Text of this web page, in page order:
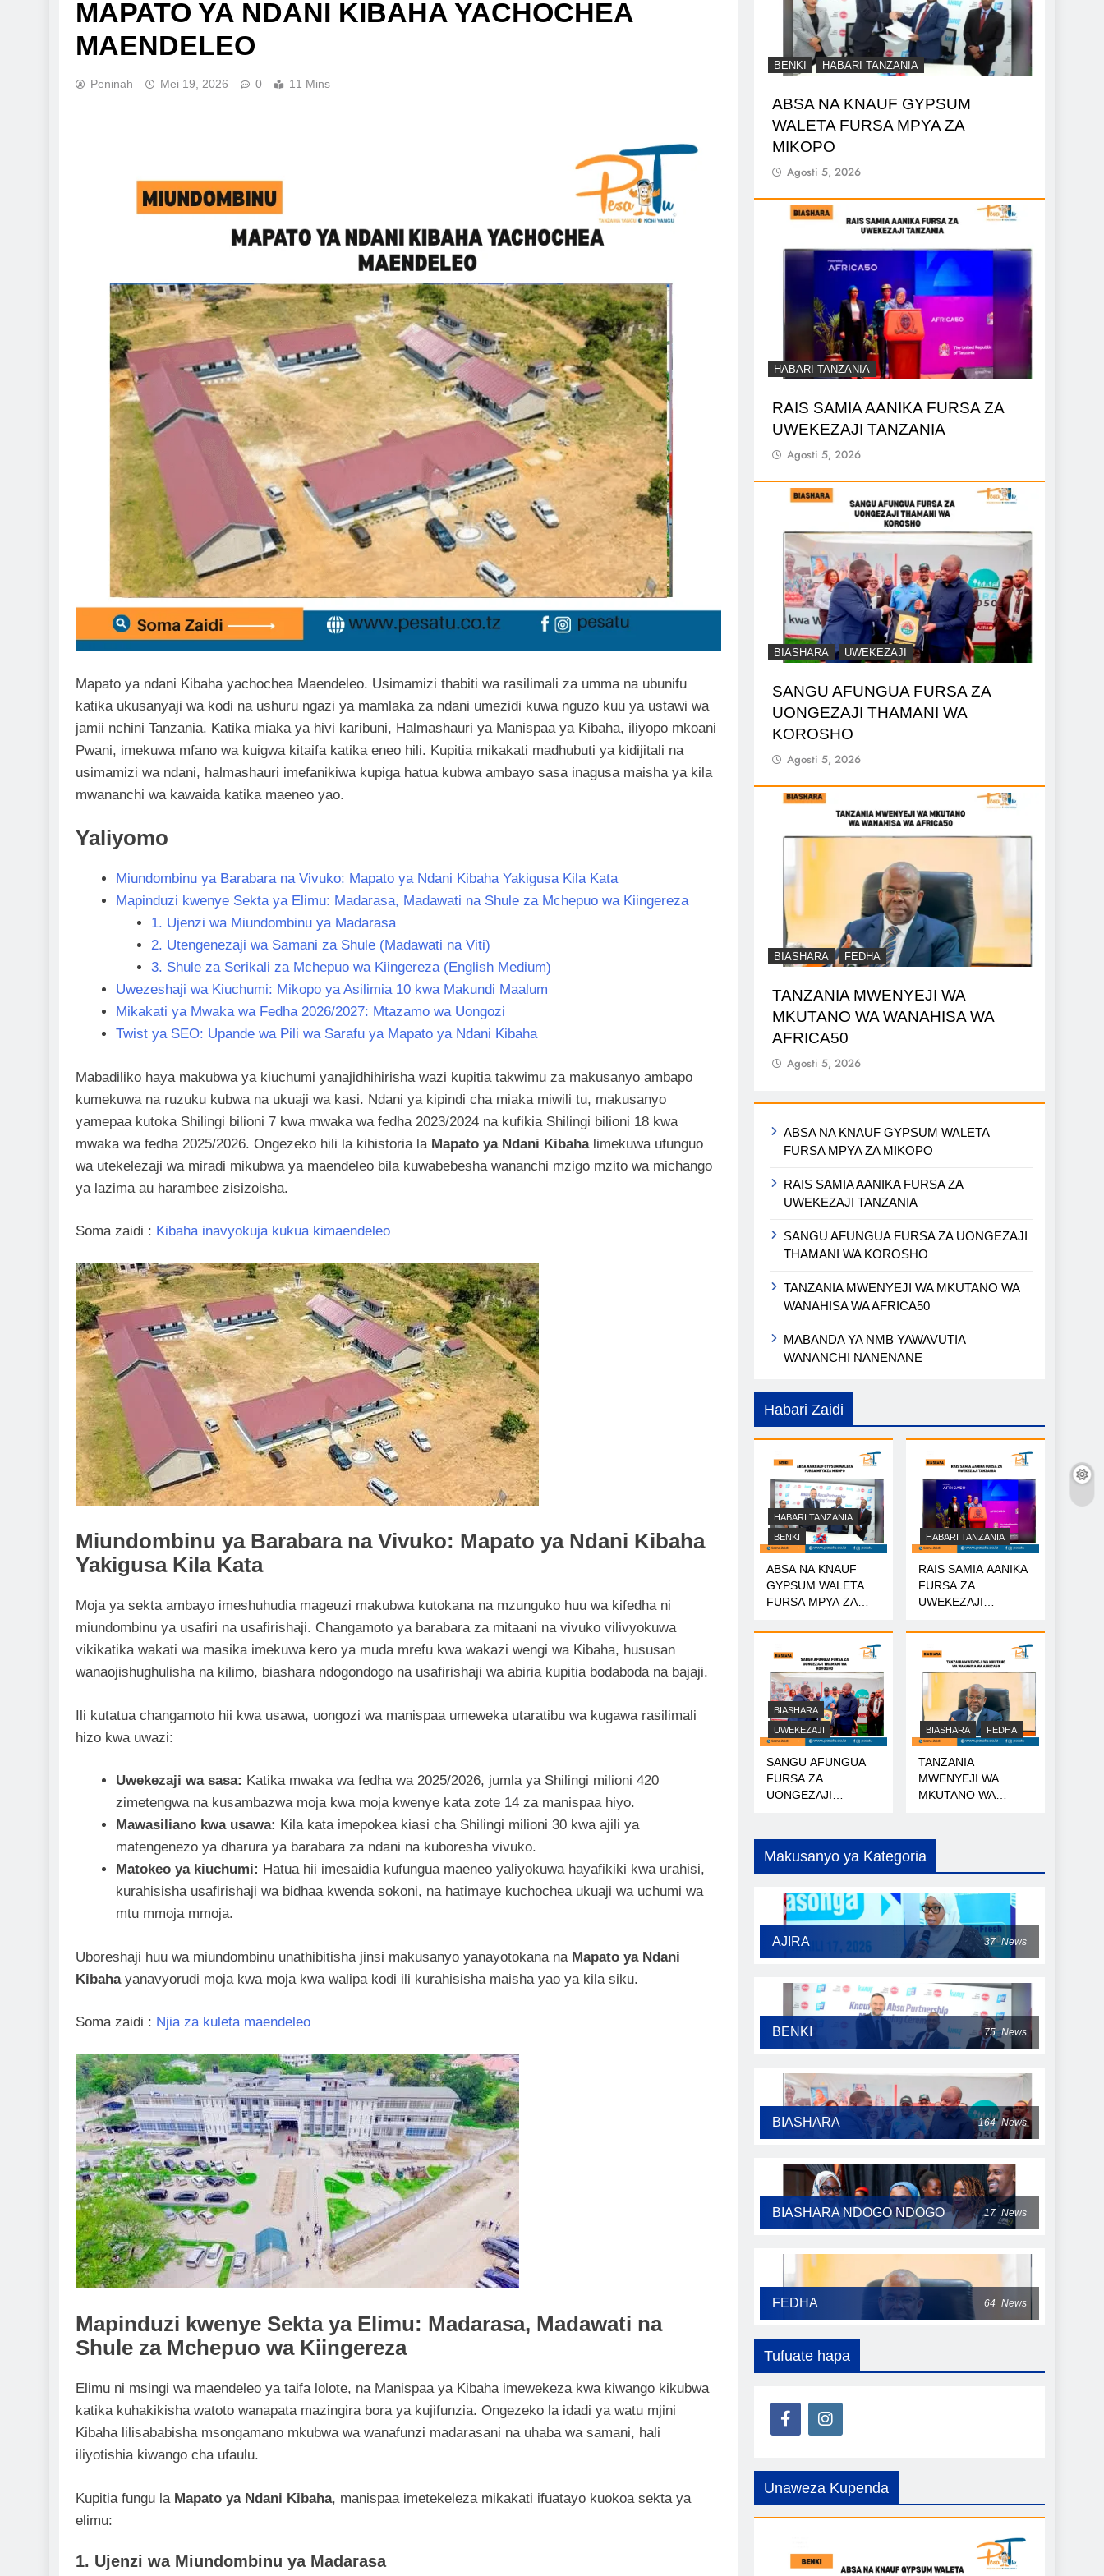
MAPATO YA NDANI KIBAHA YACHOCHEA
MAENDELEO
Peninah Mei 19, 2026 0 11 Mins
Mapato ya ndani Kibaha yachochea Maendeleo. Usimamizi thabiti wa rasilimali za umma na ubunifu
katika ukusanyaji wa kodi na ushuru ngazi ya mamlaka za ndani umezidi kuwa nguzo kuu ya ustawi wa
jamii nchini Tanzania. Katika miaka ya hivi karibuni, Halmashauri ya Manispaa ya Kibaha, iliyopo mkoani
Pwani, imekuwa mfano wa kuigwa kitaifa katika eneo hili. Kupitia mikakati madhubuti ya kidijitali na
usimamizi wa ndani, halmashauri imefanikiwa kupiga hatua kubwa ambayo sasa inagusa maisha ya kila
mwananchi wa kawaida katika maeneo yao.
Yaliyomo
Miundombinu ya Barabara na Vivuko: Mapato ya Ndani Kibaha Yakigusa Kila Kata
Mapinduzi kwenye Sekta ya Elimu: Madarasa, Madawati na Shule za Mchepuo wa Kiingereza
1. Ujenzi wa Miundombinu ya Madarasa
2. Utengenezaji wa Samani za Shule (Madawati na Viti)
3. Shule za Serikali za Mchepuo wa Kiingereza (English Medium)
Uwezeshaji wa Kiuchumi: Mikopo ya Asilimia 10 kwa Makundi Maalum
Mikakati ya Mwaka wa Fedha 2026/2027: Mtazamo wa Uongozi
Twist ya SEO: Upande wa Pili wa Sarafu ya Mapato ya Ndani Kibaha
Mabadiliko haya makubwa ya kiuchumi yanajidhihirisha wazi kupitia takwimu za makusanyo ambapo
kumekuwa na ruzuku kubwa na ukuaji wa kasi. Ndani ya kipindi cha miaka miwili tu, makusanyo
yamepaa kutoka Shilingi bilioni 7 kwa mwaka wa fedha 2023/2024 na kufikia Shilingi bilioni 18 kwa
mwaka wa fedha 2025/2026. Ongezeko hili la kihistoria la Mapato ya Ndani Kibahalimekuwa ufunguo
wa utekelezaji wa miradi mikubwa ya maendeleo bila kuwabebesha wananchi mzigo mzito wa michango
ya lazima au harambee zisizoisha.
Soma zaidi : Kibaha inavyokuja kukua kimaendeleo
Miundombinu ya Barabara na Vivuko: Mapato ya Ndani Kibaha
Yakigusa Kila Kata
Moja ya sekta ambayo imeshuhudia mageuzi makubwa kutokana na mzunguko huu wa kifedha ni
miundombinu ya usafiri na usafirishaji. Changamoto ya barabara za mitaani na vivuko vilivyokuwa
vikikatika wakati wa masika imekuwa kero ya muda mrefu kwa wakazi wengi wa Kibaha, hususan
wanaojishughulisha na kilimo, biashara ndogondogo na usafirishaji wa abiria kupitia bodaboda na bajaji.
Ili kutatua changamoto hii kwa usawa, uongozi wa manispaa umeweka utaratibu wa kugawa rasilimali
hizo kwa uwazi:
Uwekezaji wa sasa: Katika mwaka wa fedha wa 2025/2026, jumla ya Shilingi milioni 420
zimetengwa na kusambazwa moja kwa moja kwenye kata zote 14 za manispaa hiyo.
Mawasiliano kwa usawa: Kila kata imepokea kiasi cha Shilingi milioni 30 kwa ajili ya
matengenezo ya dharura ya barabara za ndani na kuboresha vivuko.
Matokeo ya kiuchumi: Hatua hii imesaidia kufungua maeneo yaliyokuwa hayafikiki kwa urahisi,
kurahisisha usafirishaji wa bidhaa kwenda sokoni, na hatimaye kuchochea ukuaji wa uchumi wa
mtu mmoja mmoja.
Uboreshaji huu wa miundombinu unathibitisha jinsi makusanyo yanayotokana na Mapato ya Ndani
Kibahayanavyorudi moja kwa moja kwa walipa kodi ili kurahisisha maisha yao ya kila siku.
Soma zaidi : Njia za kuleta maendeleo
Mapinduzi kwenye Sekta ya Elimu: Madarasa, Madawati na
Shule za Mchepuo wa Kiingereza
Elimu ni msingi wa maendeleo ya taifa lolote, na Manispaa ya Kibaha imewekeza kwa kiwango kikubwa
katika kuhakikisha watoto wanapata mazingira bora ya kujifunzia. Ongezeko la idadi ya watu mjini
Kibaha lilisababisha msongamano mkubwa wa wanafunzi madarasani na uhaba wa samani, hali
iliyotishia kiwango cha ufaulu.
Kupitia fungu la Mapato ya Ndani Kibaha, manispaa imetekeleza mikakati ifuatayo kuokoa sekta ya
elimu:
1. Ujenzi wa Miundombinu ya Madarasa
BENKI HABARI TANZANIA
ABSA NA KNAUF GYPSUM
WALETA FURSA MPYA ZA
MIKOPO
Agosti 5, 2026
HABARI TANZANIA
RAIS SAMIA AANIKA FURSA ZA
UWEKEZAJI TANZANIA
Agosti 5, 2026
BIASHARA UWEKEZAJI
SANGU AFUNGUA FURSA ZA
UONGEZAJI THAMANI WA
KOROSHO
Agosti 5, 2026
BIASHARA FEDHA
TANZANIA MWENYEJI WA
MKUTANO WA WANAHISA WA
AFRICA50
Agosti 5, 2026
ABSA NA KNAUF GYPSUM WALETA
FURSA MPYA ZA MIKOPO
RAIS SAMIA AANIKA FURSA ZA
UWEKEZAJI TANZANIA
SANGU AFUNGUA FURSA ZA UONGEZAJI
THAMANI WA KOROSHO
TANZANIA MWENYEJI WA MKUTANO WA
WANAHISA WA AFRICA50
MABANDA YA NMB YAWAVUTIA
WANANCHI NANENANE
Habari Zaidi
HABARI TANZANIA
BENKI
ABSA NA KNAUF
GYPSUM WALETA
FURSA MPYA ZA
HABARI TANZANIA
RAIS SAMIA AANIKA
FURSA ZA
UWEKEZAJI
BIASHARA
UWEKEZAJI
SANGU AFUNGUA
FURSA ZA
UONGEZAJI
BIASHARA FEDHA
TANZANIA
MWENYEJI WA
MKUTANO WA
Makusanyo ya Kategoria
AJIRA 37 News
BENKI 75 News
BIASHARA 164 News
BIASHARA NDOGO NDOGO 17 News
FEDHA 64 News
Tufuate hapa
Unaweza Kupenda